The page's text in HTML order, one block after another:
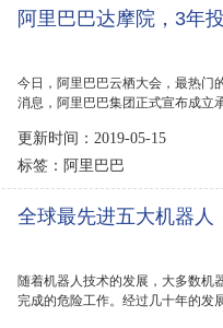
阿里巴巴达摩院，3年
今日，阿里巴巴云栖大会，最热门
消息，阿里巴巴集团正式宣布成立
更新时间：2019-05-15
标签： 阿里巴巴
全球最先进五大机器人
随着机器人技术的发展，大多数机
完成的危险工作。经过几十年的发